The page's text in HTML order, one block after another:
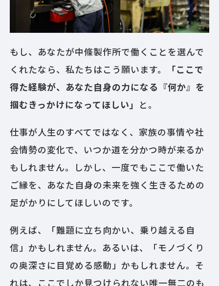
もし、あなたが中條製作所で働くことを選んで
くれたなら、私たちはこう願います。
「ここで
得た経験が、あなた自身の力になる『何か』を
掴むきっかけになってほしい」 と。
仕事が人生のすべてではなく、家族の事情や社
会情勢の変化で、いつか道を分かつ時が来るか
もしれません。しかし、一度でもここで働いた
ご縁を、あなた自身の未来を強く生きるための
足がかりにしてほしいのです。
例えば、「難題に立ち向かい、乗り越える自
信」かもしれません。あるいは、「モノづくり
の奥深さに目覚める感動」かもしれません。そ
れは、ここでしか見つけられない唯一無二のも